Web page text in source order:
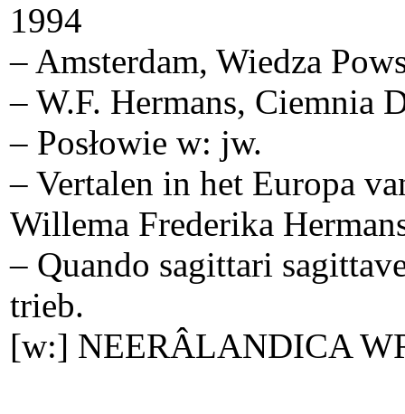
1994
– Amsterdam, Wiedza
– W.F. Hermans, Ciemnia
– Posłowie w: jw.
– Vertalen in het Europa
Willema Frederika
– Quando sagittari
trieb.
[w:] NEERÂ­LANDICA